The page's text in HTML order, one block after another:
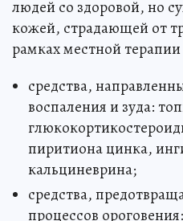
людей со здоровой, но
кожей, страдающей от
рамках местной
средства,
воспаления и зуда:
пиритиона цинка,
кальциневрина;
средства,
процессов